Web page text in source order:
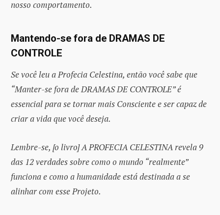
nosso comportamento.
Mantendo-se fora de DRAMAS DE
CONTROLE
Se você leu a Profecia Celestina, então você sabe que
“Manter-se fora de DRAMAS DE CONTROLE” é
essencial para se tornar mais Consciente e ser capaz de
criar a vida que você deseja.
Lembre-se, [o livro] A PROFECIA CELESTINA revela 9
das 12 verdades sobre como o mundo “realmente”
funciona e como a humanidade está destinada a se
alinhar com esse Projeto.